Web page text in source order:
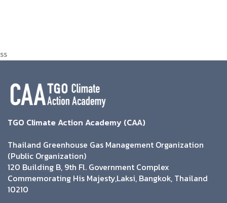
ss
TGO Climate Action Academy (CAA)
Thailand Greenhouse Gas Management Organization
(Public Organization)
120 Building B, 9th Fl. Government Complex
Commemorating His Majesty,Laksi, Bangkok, Thailand
10210